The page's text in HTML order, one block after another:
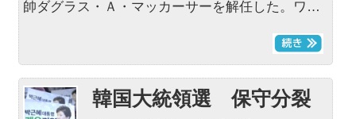
帥ダグラス・Ａ・マッカーサーを解任した。ワ…
韓国大統領選 保守分裂